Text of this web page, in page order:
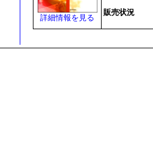
詳細情報を見る
販売状況